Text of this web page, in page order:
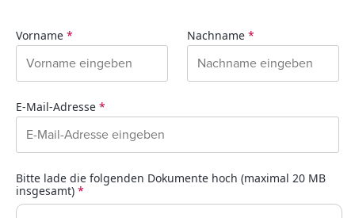
Vorname * Nachname *
E-Mail-Adresse *
Bitte lade die folgenden Dokumente hoch (maximal 20 MB
insgesamt) *